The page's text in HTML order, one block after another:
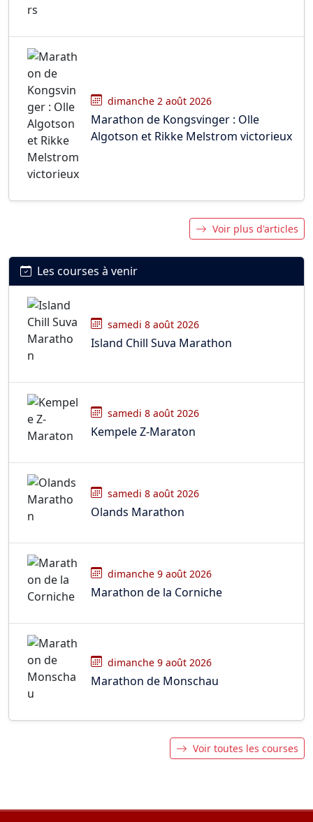
dimanche 2 août 2026
Marathon de Kongsvinger : Olle
Algotson et Rikke Melstrom victorieux
Voir plus d'articles
Les courses à venir
samedi 8 août 2026
Island Chill Suva Marathon
samedi 8 août 2026
Kempele Z-Maraton
samedi 8 août 2026
Olands Marathon
dimanche 9 août 2026
Marathon de la Corniche
dimanche 9 août 2026
Marathon de Monschau
Voir toutes les courses